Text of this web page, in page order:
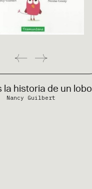
la historia de un lobo
Nancy Guilbert